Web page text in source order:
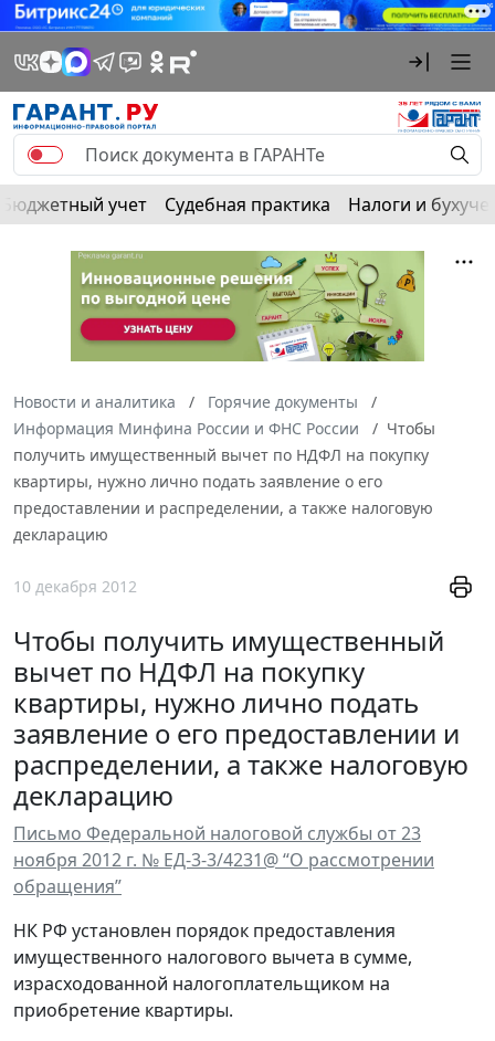
Бюджетный учет Судебная практика Налоги и
Новости и аналитика
Горячие документы
Информация Минфина России и ФНС России
Чтобы
получить имущественный вычет по НДФЛ на покупку
квартиры, нужно лично подать заявление о его
предоставлении и распределении, а также налоговую
декларацию
10 декабря 2012
Чтобы получить имущественный
вычет по НДФЛ на покупку
квартиры, нужно лично подать
заявление о его предоставлении и
распределении, а также налоговую
декларацию
Письмо Федеральной налоговой службы от 23
ноября 2012 г. № ЕД-3-3/4231@ “О рассмотрении
обращения”
НК РФ установлен порядок предоставления
имущественного налогового вычета в сумме,
израсходованной налогоплательщиком на
приобретение квартиры.